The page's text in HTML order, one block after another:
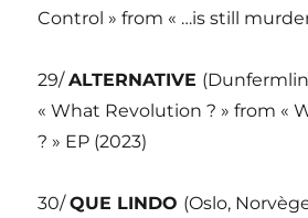
Control » from « …is still
29/ALTERNATIVE
« What Revolution ? » from «
? » EP (2023)
30/QUE LINDO (Oslo,